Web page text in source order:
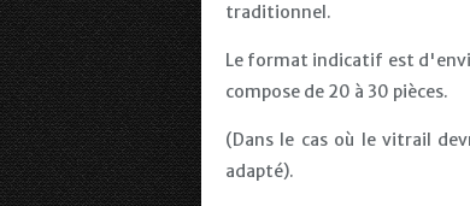
traditionnel.
Le format indicatif est
compose de 20 à 30 pièces.
(Dans le cas où le vitrail
adapté).